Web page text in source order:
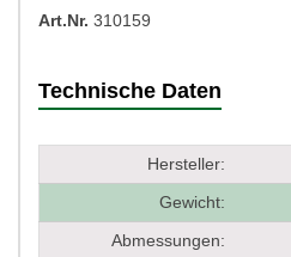
Art.Nr. 310159
Technische Daten
Hersteller:
Gewicht:
Abmessungen: